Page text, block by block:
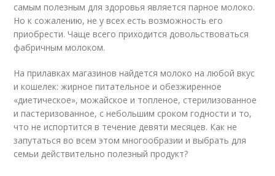
самым полезным для здоровья является парное молоко.
Но к сожалению, не у всех есть возможность его
приобрести. Чаще всего приходится довольствоваться
фабричным молоком.
На прилавках магазинов найдется молоко на любой вкус
и кошелек: жирное питательное и обезжиренное
«диетическое», можайское и топленое, стерилизованное
и пастеризованное, с небольшим сроком годности и то,
что не испортится в течение девяти месяцев. Как не
запутаться во всем этом многообразии и выбрать для
семьи действительно полезный продукт?